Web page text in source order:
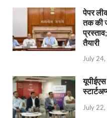
पेपर
तक की
तैयारी
July
July